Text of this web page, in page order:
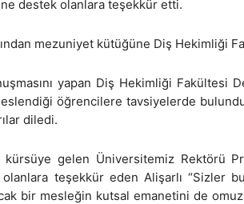
destek olanlara teşekkür etti.
mezuniyet kütüğüne Diş Hekimliği
yapan Diş Hekimliği Fakültesi
öğrencilere tavsiyelerde
diledi.
kürsüye gelen Üniversitemiz Rektörü
teşekkür eden Alişarlı “Sizler
bir mesleğin kutsal emanetini de